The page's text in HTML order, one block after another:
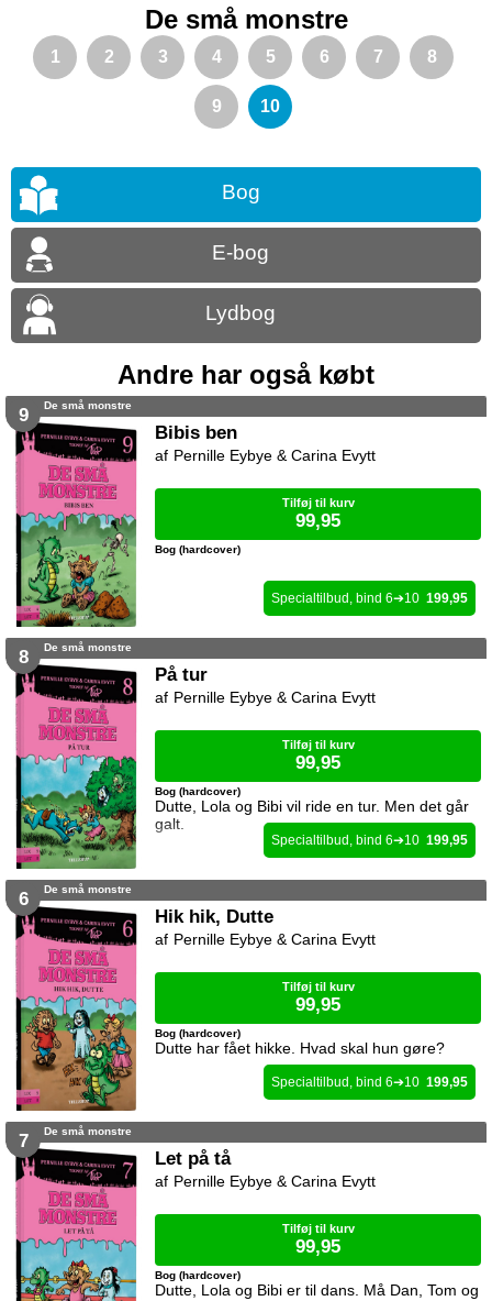
De små monstre
1 2 3 4 5 6 7 8
9 10
Bog
E-bog
Lydbog
Andre har også købt
9 De små monstre
Bibis ben
Bog (hardcover)
Pernille Eybye & Carina Evytt
Tilføj til kurv
99,95
6 10 199,95
8 De små monstre
På tur
Dutte, Lola og Bibi vil ride en tur. Men det går
galt.
Bog (hardcover)
Pernille Eybye & Carina Evytt
Tilføj til kurv
99,95
6 10 199,95
6 De små monstre
Hik hik, Dutte
Dutte har fået hikke. Hvad skal hun gøre?
Bog (hardcover)
Pernille Eybye & Carina Evytt
Tilføj til kurv
99,95
6 10 199,95
7 De små monstre
Let på tå
Dutte, Lola og Bibi er til dans. Må Dan, Tom og
Bog (hardcover)
Pernille Eybye & Carina Evytt
Tilføj til kurv
99,95